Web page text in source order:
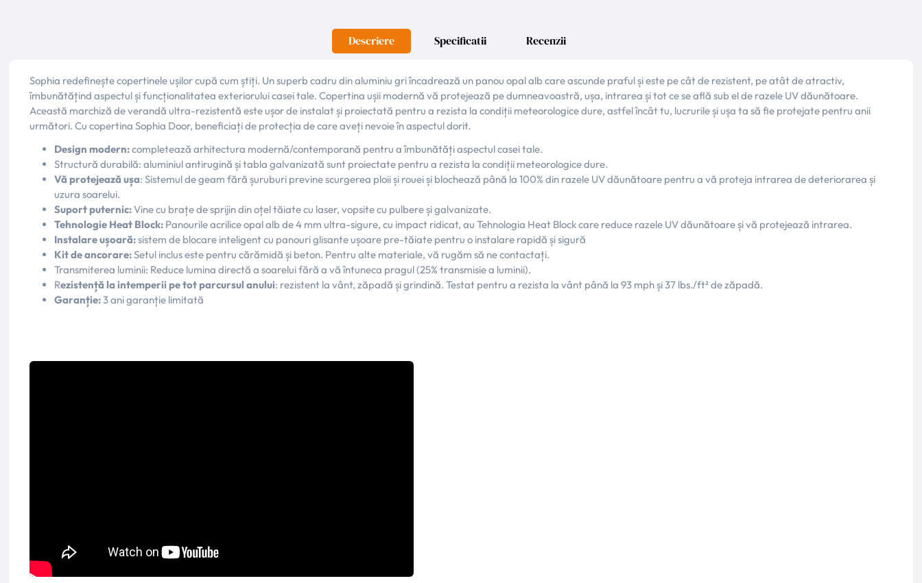
Descriere Specificatii Recenzii
Sophia redefinește copertinele ușilor cupă cum știți. Un superb cadru din aluminiu gri încadrează un panou opal alb care ascunde praful și este pe cât de rezistent, pe atât de atractiv,
îmbunătățind aspectul și funcționalitatea exteriorului casei tale. Copertina ușii modernă vă protejează pe dumneavoastră, ușa, intrarea și tot ce se află sub el de razele UV dăunătoare.
Această marchiză de verandă ultra-rezistentă este ușor de instalat și proiectată pentru a rezista la condiții meteorologice dure, astfel încât tu, lucrurile și ușa ta să fie protejate pentru anii
următori. Cu copertina Sophia Door, beneficiați de protecția de care aveți nevoie în aspectul dorit.
Design modern:completează arhitectura modernă/contemporană pentru a îmbunătăți aspectul casei tale.
Structură durabilă: aluminiul antirugină și tabla galvanizată sunt proiectate pentru a rezista la condiții meteorologice dure.
Vă protejează ușa: Sistemul de geam fără șuruburi previne scurgerea ploii și rouei și blochează până la 100% din razele UV dăunătoare pentru a vă proteja intrarea de deteriorarea și
uzura soarelui.
Suport puternic: Vine cu brațe de sprijin din oțel tăiate cu laser, vopsite cu pulbere și galvanizate.
Tehnologie Heat Block: Panourile acrilice opal alb de 4 mm ultra-sigure, cu impact ridicat, au Tehnologia Heat Block care reduce razele UV dăunătoare și vă protejează intrarea.
Instalare ușoară:sistem de blocare inteligent cu panouri glisante ușoare pre-tăiate pentru o instalare rapidă și sigură
Kit de ancorare:Setul inclus este pentru cărămidă și beton. Pentru alte materiale, vă rugăm să ne contactați.
Transmiterea luminii: Reduce lumina directă a soarelui fără a vă întuneca pragul (25% transmisie a luminii).
Rezistență la intemperii pe tot parcursul anului: rezistent la vânt, zăpadă și grindină. Testat pentru a rezista la vânt până la 93 mph și 37 lbs./ft² de zăpadă.
Garanție:3 ani garanție limitată